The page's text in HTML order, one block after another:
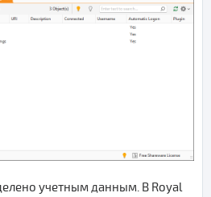
учетным данным. В Royal